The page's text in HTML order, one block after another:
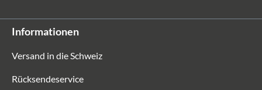
Informationen
Versand in die Schweiz
Rücksendeservice